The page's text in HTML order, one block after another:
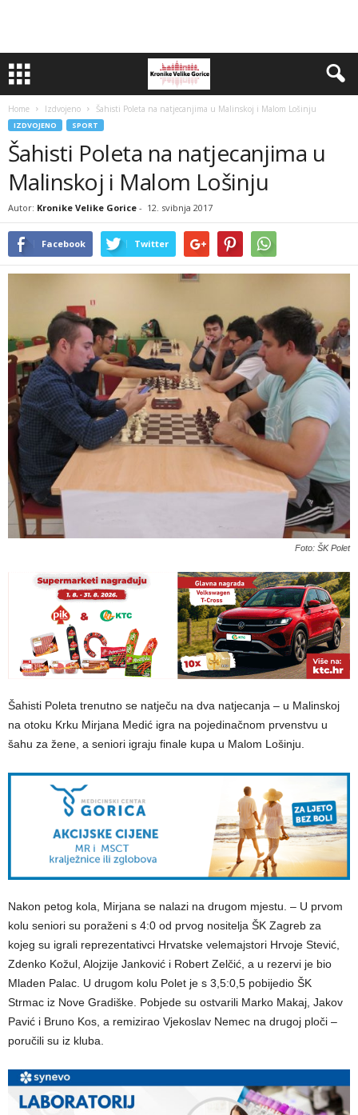
Home Izdvojeno Šahisti Poleta na natjecanjima u Malinskoj i Malom Lošinju
IZDVOJENO SPORT
Šahisti Poleta na natjecanjima u
Malinskoj i Malom Lošinju
Autor: Kronike Velike Gorice - 12. svibnja 2017
Facebook Twitter
Foto: ŠK Polet
Šahisti Poleta trenutno se natječu na dva natjecanja – u Malinskoj
na otoku Krku Mirjana Medić igra na pojedinačnom prvenstvu u
šahu za žene, a seniori igraju finale kupa u Malom Lošinju.
Nakon petog kola, Mirjana se nalazi na drugom mjestu. – U prvom
kolu seniori su poraženi s 4:0 od prvog nositelja ŠK Zagreb za
kojeg su igrali reprezentativci Hrvatske velemajstori Hrvoje Stević,
Zdenko Kožul, Alojzije Janković i Robert Zelčić, a u rezervi je bio
Mladen Palac. U drugom kolu Polet je s 3,5:0,5 pobijedio ŠK
Strmac iz Nove Gradiške. Pobjede su ostvarili Marko Makaj, Jakov
Pavić i Bruno Kos, a remizirao Vjekoslav Nemec na drugoj ploči –
poručili su iz kluba.